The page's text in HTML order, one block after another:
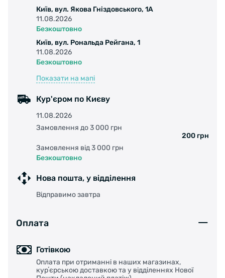
Київ, вул. Якова Гніздовського, 1А
11.08.2026
Безкоштовно
Київ, вул. Рональда Рейгана, 1
11.08.2026
Безкоштовно
Показати на мапі
Кур'єром по Києву
11.08.2026
Замовлення до 3 000 грн
200 грн
Замовлення від 3 000 грн
Безкоштовно
Нова пошта, у відділення
Відправимо завтра
Оплата
Готівкою
Оплата при отриманні в наших магазинах,
курʼєрською доставкою та у відділеннях Нової